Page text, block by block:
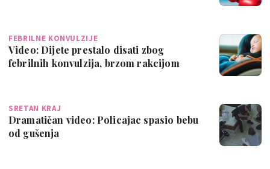
FEBRILNE KONVULZIJE
Video: Dijete prestalo disati zbog
febrilnih konvulzija, brzom rakcijom
SRETAN KRAJ
Dramatičan video: Policajac spasio bebu
od gušenja